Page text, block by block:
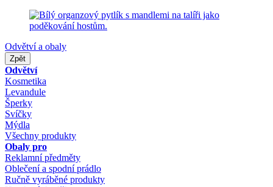
Odvětví a obaly
Zpět
Odvětví
Kosmetika
Levandule
Šperky
Svíčky
Mýdla
Všechny produkty
Obaly pro
Reklamní předměty
Oblečení a spodní prádlo
Ručně vyráběné produkty